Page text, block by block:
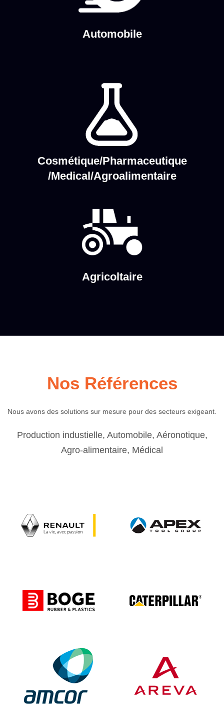
Automobile
Cosmétique/Pharmaceutique
/Medical/Agroalimentaire
Agricoltaire
Nos Références
Nous avons des solutions sur mesure pour des secteurs exigeant.
Production industielle, Automobile, Aéronotique,
Agro-alimentaire, Médical